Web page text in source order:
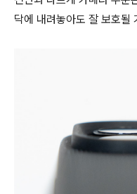
닥에 내려놓아도 잘 보호될